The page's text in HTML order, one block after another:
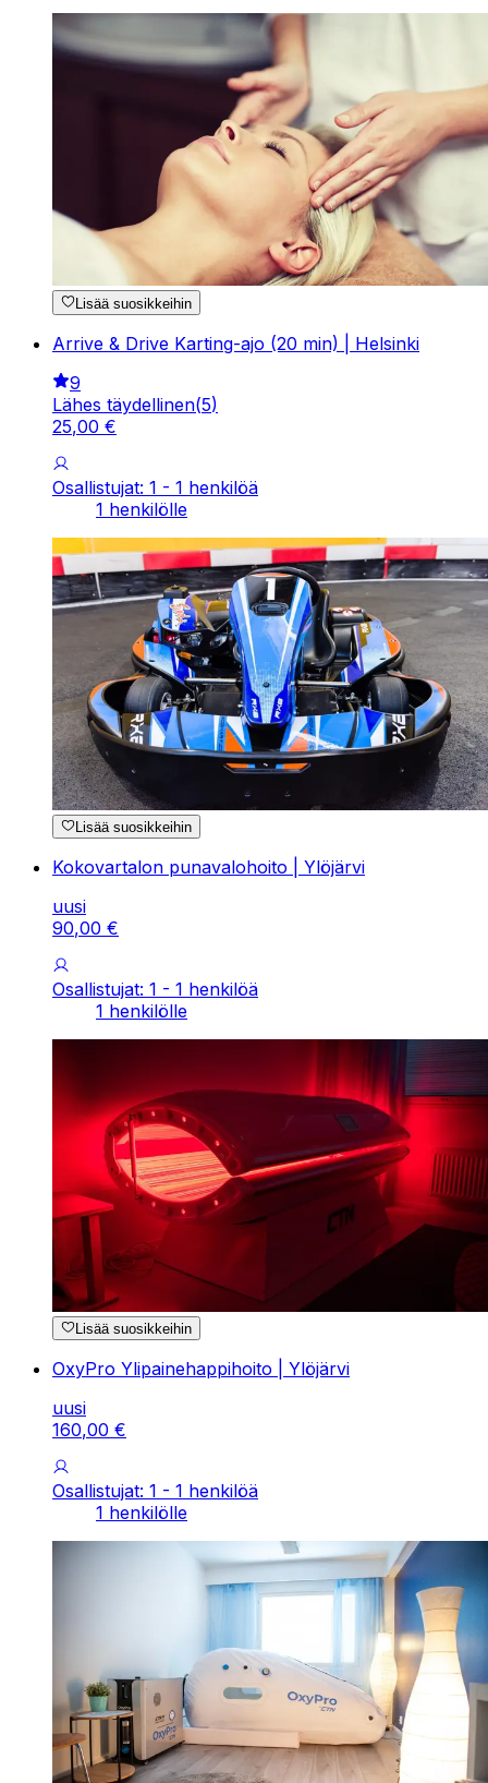
Lisää suosikkeihin
Arrive & Drive Karting-ajo (20 min) | Helsinki
9
Lähes täydellinen(5)
25,00 €
Osallistujat: 1 - 1 henkilöä
1 henkilölle
Lisää suosikkeihin
Kokovartalon punavalohoito | Ylöjärvi
uusi
90,00 €
Osallistujat: 1 - 1 henkilöä
1 henkilölle
Lisää suosikkeihin
OxyPro Ylipainehappihoito | Ylöjärvi
uusi
160,00 €
Osallistujat: 1 - 1 henkilöä
1 henkilölle